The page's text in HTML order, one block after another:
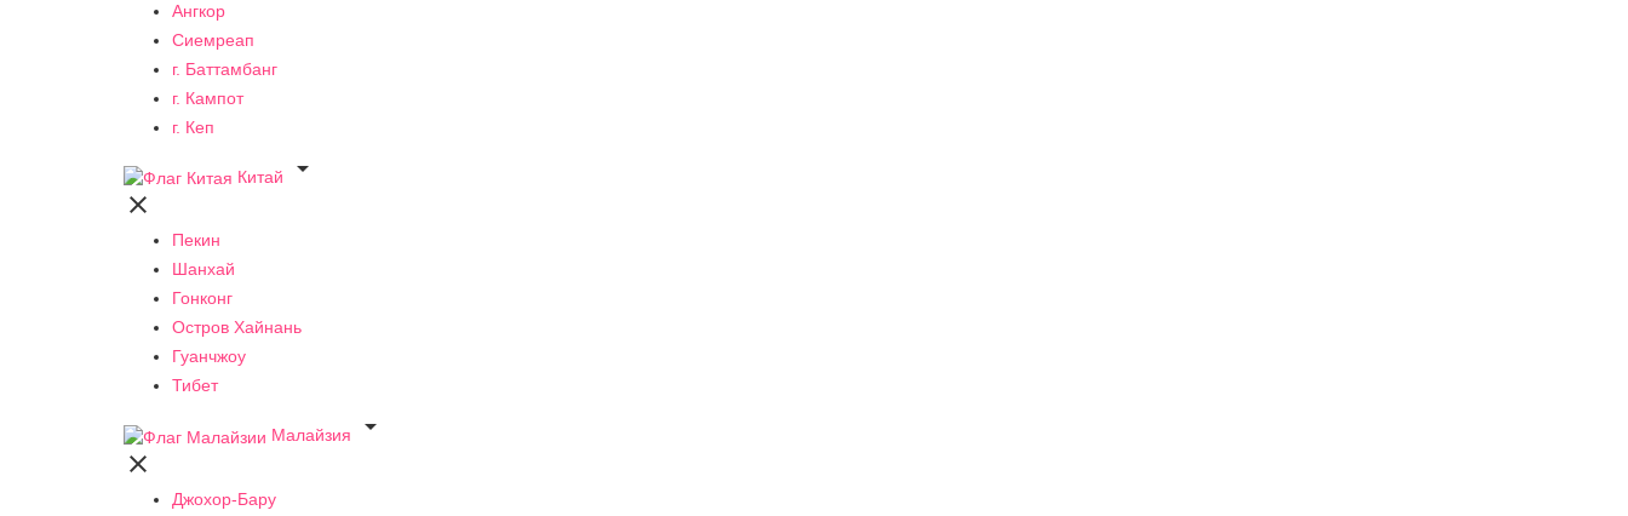
Ангкор
Сиемреап
г. Баттамбанг
г. Кампот
г. Кеп
Китай


Пекин
Шанхай
Гонконг
Остров Хайнань
Гуанчжоу
Тибет
Малайзия


Джохор-Бару